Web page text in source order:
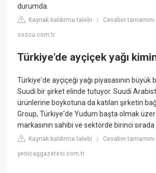
durumda.
Kaynak kaldırma talebi |Cevabın
sozcu.com.tr
Türkiye'de ayçiçek yağı
Türkiye'de ayçiçeği yağı piyasasının büyük
Suudi bir şirket elinde tutuyor. Suudi
ürünlerine boykotuna da katılan şirketin
Group, Türkiye'de Yudum başta olmak
markasının sahibi ve sektörde birinci
Kaynak kaldırma talebi |Cevabın
yenicaggazetesi.com.tr